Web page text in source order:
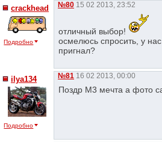
crackhead
Подробно
№80 15 02 2013, 23:52
отличный выбор!
осмелюсь спросить, у
пригнал?
ilya134
Подробно
№81 16 02 2013, 00:00
Поздр M3 мечта а фото